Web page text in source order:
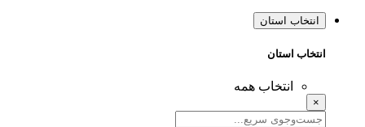
انتخاب استان
انتخاب استان
انتخاب همه
×